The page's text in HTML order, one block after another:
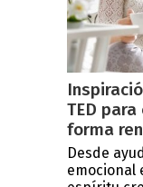
TED
forma
Desde
emocional